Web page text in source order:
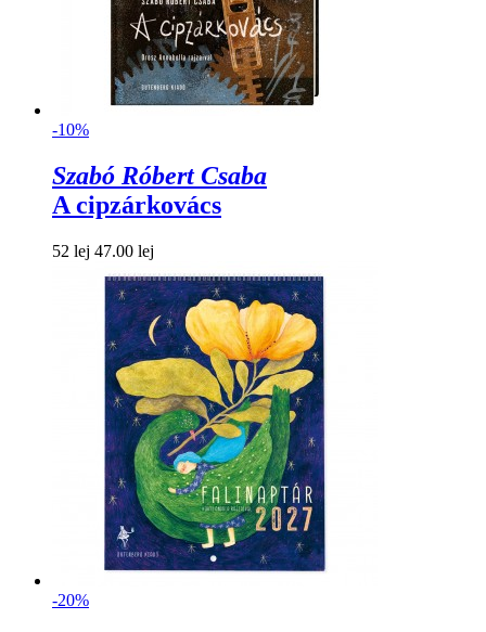
-10%
Szabó Róbert Csaba
A cipzárkovács
52 lej 47.00 lej
-20%